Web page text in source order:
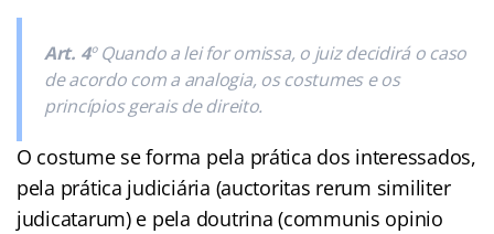
Art. 4º Quando a lei for omissa, o juiz decidirá o caso
de acordo com a analogia, os costumes e os
princípios gerais de direito.
O costume se forma pela prática dos interessados,
pela prática judiciária (auctoritas rerum similiter
judicatarum) e pela doutrina (communis opinio